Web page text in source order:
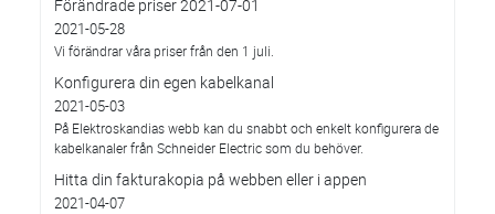
Förändrade priser 2021-07-01
2021-05-28
Vi förändrar våra priser från den 1 juli.
Konfigurera din egen kabelkanal
2021-05-03
På Elektroskandias webb kan du snabbt och enkelt konfigurera de
kabelkanaler från Schneider Electric som du behöver.
Hitta din fakturakopia på webben eller i appen
2021-04-07